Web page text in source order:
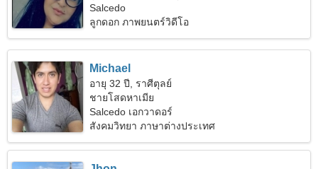
Salcedo
ลูกดอก ภาพยนตร์วิดีโอ
Michael
อายุ 32 ปี, ราศีตุลย์
ชายโสดหาเมีย
Salcedo เอกวาดอร์
สังคมวิทยา ภาษาต่างประเทศ